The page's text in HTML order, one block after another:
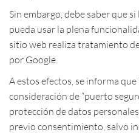
Sin embargo, debe saber que
pueda usar la plena
sitio web realiza tratamiento
por Google.
A estos efectos, se informa
consideración de “puerto
protección de datos
previo consentimiento, salvo